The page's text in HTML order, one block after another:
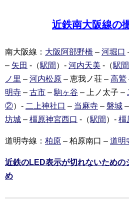
近鉄南大阪線の
南大阪線： 大阪阿部野橋 – 河堀口
– 矢田 -（駅間 ）- 河内天美 -（駅間
ノ里 – 河内松原 – 恵我ノ荘 – 高鷲
明寺 – 古市 – 駒ヶ谷 – 上ノ太子 –
②）- 二上神社口 – 当麻寺 – 磐城 –
坊城 – 橿原神宮西口 -（駅間 ）- 橿
道明寺線： 柏原 – 柏原南口 – 道明
近鉄のLED表示が切れないための
め